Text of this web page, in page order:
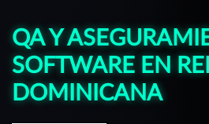
QA Y
SOFTWARE EN
DOMINICANA